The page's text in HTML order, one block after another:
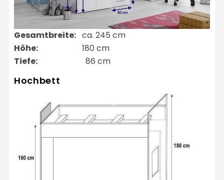
Gesamtbreite: ca. 245 cm
Höhe: 180 cm
Tiefe: 86 cm
Hochbett